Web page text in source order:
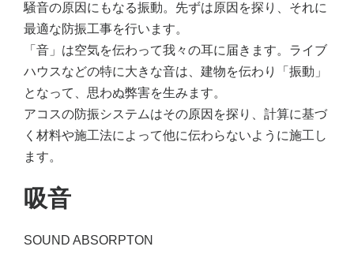
騒音の原因にもなる振動。先ずは原因を探り、それに
最適な防振工事を行います。
「音」は空気を伝わって我々の耳に届きます。ライブ
ハウスなどの特に大きな音は、建物を伝わり「振動」
となって、思わぬ弊害を生みます。
アコスの防振システムはその原因を探り、計算に基づ
く材料や施工法によって他に伝わらないように施工し
ます。
吸音
SOUND ABSORPTON